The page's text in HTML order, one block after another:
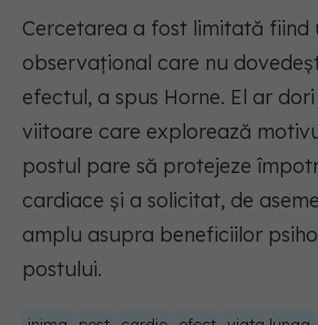
Cercetarea a fost limitată fiind
observațional care nu
efectul, a spus Horne. El ar
viitoare care explorează
postul pare să protejeze
cardiace și a solicitat, de
amplu asupra beneficiilor
postului.